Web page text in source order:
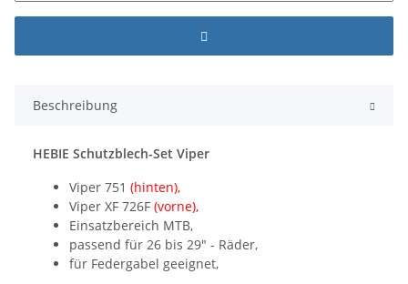
Beschreibung
HEBIE Schutzblech-Set Viper
Viper 751 (hinten),
Viper XF 726F (vorne),
Einsatzbereich MTB,
passend für 26 bis 29" - Räder,
für Federgabel geeignet,